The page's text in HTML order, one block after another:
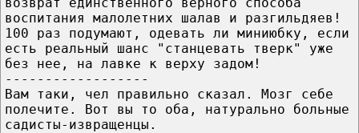
воспитания малолетних шалав и разгильдяев!
100 раз подумают, одевать ли миниюбку, если
есть реальный шанс "станцевать тверк" уже
без нее, на лавке к верху задом!
------------------
Вам таки, чел правильно сказал. Мозг себе
полечите. Вот вы то оба, натурально больные
садисты-извращенцы.